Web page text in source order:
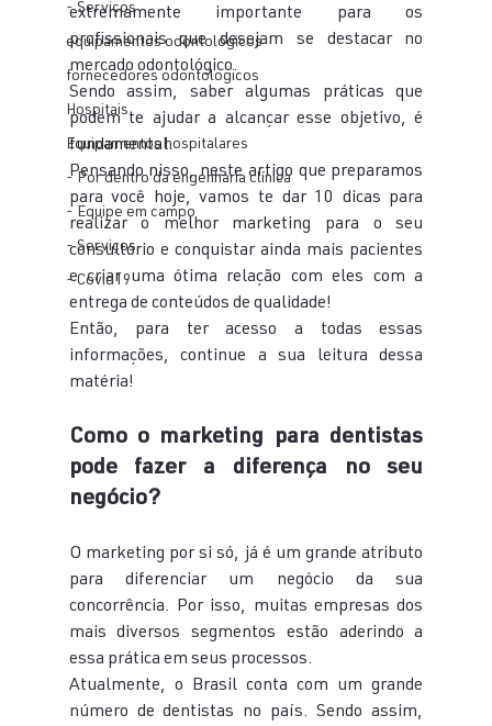
- Serviços
equipamentos odontológicos
fornecedores odontologicos
Hospitais
Equipamentos hospitalares
- Por dentro da engenharia clínica
- Equipe em campo
- Serviços
- Covid19
extremamente importante para os
profissionais que desejam se destacar no
mercado odontológico.
Sendo assim, saber algumas práticas que
podem te ajudar a alcançar esse objetivo, é
fundamental.
Pensando nisso, neste artigo que preparamos
para você hoje, vamos te dar 10 dicas para
realizar o melhor marketing para o seu
consultório e conquistar ainda mais pacientes
e criar uma ótima relação com eles com a
entrega de conteúdos de qualidade!
Então, para ter acesso a todas essas
informações, continue a sua leitura dessa
matéria!
Como o marketing para dentistas
pode fazer a diferença no seu
negócio?
O marketing por si só, já é um grande atributo
para diferenciar um negócio da sua
concorrência. Por isso, muitas empresas dos
mais diversos segmentos estão aderindo a
essa prática em seus processos.
Atualmente, o Brasil conta com um grande
número de dentistas no país. Sendo assim,